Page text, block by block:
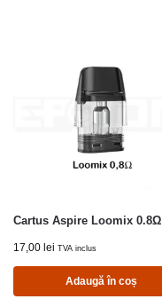
Cartus Aspire Loomix 0.8Ω
17,00 lei TVA inclus
Adaugă în coș